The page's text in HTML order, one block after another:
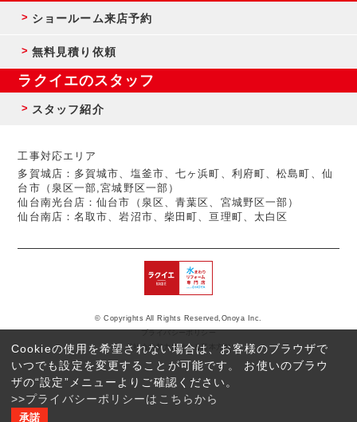
Cookieの使用を希望されない場合は、お客様のブラウザで
いつでも設定を変更することが可能です。 お使いのブラウ
ザの“設定”メニューよりご確認ください。
>>プライバシーポリシーはこちらから
承諾
反社会的勢力に対する基本方針
© Copyrights All Rights Reserved,Onoya Inc.
ショールーム来店予約
無料見積り依頼
ラクイエのスタッフ
スタッフ紹介
工事対応エリア
多賀城店：多賀城市、塩釜市、七ヶ浜町、利府町、松島町、仙
台市（泉区一部,宮城野区一部）
仙台南光台店：仙台市（泉区、青葉区、宮城野区一部）
仙台南店：名取市、岩沼市、柴田町、亘理町、太白区